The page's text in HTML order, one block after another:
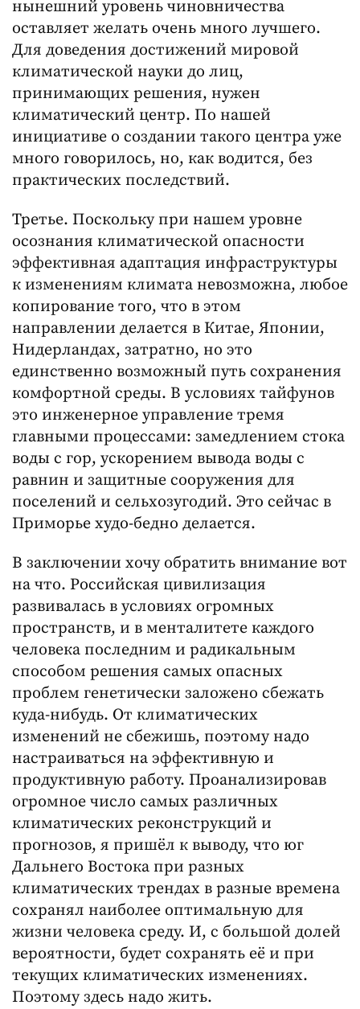
нынешний уровень чиновничества
оставляет желать очень много лучшего.
Для доведения достижений мировой
климатической науки до лиц,
принимающих решения, нужен
климатический центр. По нашей
инициативе о создании такого центра уже
много говорилось, но, как водится, без
практических последствий.
Третье. Поскольку при нашем уровне
осознания климатической опасности
эффективная адаптация инфраструктуры
к изменениям климата невозможна, любое
копирование того, что в этом
направлении делается в Китае, Японии,
Нидерландах, затратно, но это
единственно возможный путь сохранения
комфортной среды. В условиях тайфунов
это инженерное управление тремя
главными процессами: замедлением стока
воды с гор, ускорением вывода воды с
равнин и защитные сооружения для
поселений и сельхозугодий. Это сейчас в
Приморье худо-бедно делается.
В заключении хочу обратить внимание вот
на что. Российская цивилизация
развивалась в условиях огромных
пространств, и в менталитете каждого
человека последним и радикальным
способом решения самых опасных
проблем генетически заложено сбежать
куда-нибудь. От климатических
изменений не сбежишь, поэтому надо
настраиваться на эффективную и
продуктивную работу. Проанализировав
огромное число самых различных
климатических реконструкций и
прогнозов, я пришёл к выводу, что юг
Дальнего Востока при разных
климатических трендах в разные времена
сохранял наиболее оптимальную для
жизни человека среду. И, с большой долей
вероятности, будет сохранять её и при
текущих климатических изменениях.
Поэтому здесь надо жить.